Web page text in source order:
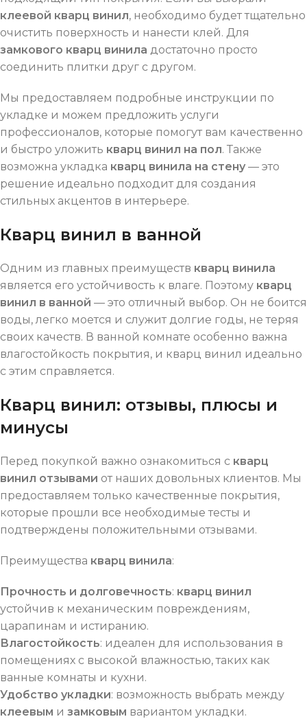
клеевой кварц винил, необходимо будет тщательно
очистить поверхность и нанести клей. Для
замкового кварц винила достаточно просто
соединить плитки друг с другом.
Мы предоставляем подробные инструкции по
укладке и можем предложить услуги
профессионалов, которые помогут вам качественно
и быстро уложить кварц винил на пол. Также
возможна укладка кварц винила на стену— это
решение идеально подходит для создания
стильных акцентов в интерьере.
Кварц винил в ванной
Одним из главных преимуществ кварц винила
является его устойчивость к влаге. Поэтому кварц
винил в ванной — это отличный выбор. Он не боится
воды, легко моется и служит долгие годы, не теряя
своих качеств. В ванной комнате особенно важна
влагостойкость покрытия, и кварц винил идеально
с этим справляется.
Кварц винил: отзывы, плюсы и
минусы
Перед покупкой важно ознакомиться с кварц
винил отзывами от наших довольных клиентов. Мы
предоставляем только качественные покрытия,
которые прошли все необходимые тесты и
подтверждены положительными отзывами.
Преимущества кварц винила:
Прочность и долговечность: кварц винил
устойчив к механическим повреждениям,
царапинам и истиранию.
Влагостойкость: идеален для использования в
помещениях с высокой влажностью, таких как
ванные комнаты и кухни.
Удобство укладки: возможность выбрать между
клеевым и замковым вариантом укладки.